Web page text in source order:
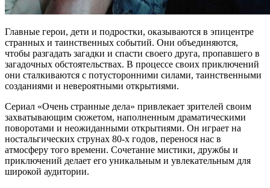
Главные герои, дети и подростки, оказываются в эпицентре
странных и таинственных событий. Они объединяются,
чтобы разгадать загадки и спасти своего друга, пропавшего в
загадочных обстоятельствах. В процессе своих приключений
они сталкиваются с потусторонними силами, таинственными
созданиями и невероятными открытиями.
Сериал «Очень странные дела» привлекает зрителей своим
захватывающим сюжетом, наполненным драматическими
поворотами и неожиданными открытиями. Он играет на
ностальгических струнах 80-х годов, перенося нас в
атмосферу того времени. Сочетание мистики, дружбы и
приключений делает его уникальным и увлекательным для
широкой аудитории.